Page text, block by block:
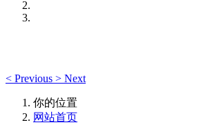
< Previous > Next
你的位置
网站首页